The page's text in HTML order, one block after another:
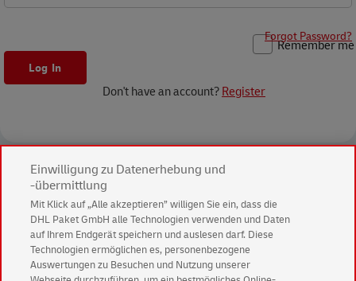
Remember me
Forgot Password?
Don't have an account?Register
Einwilligung zu Datenerhebung und
-übermittlung
Mit Klick auf „Alle akzeptieren” willigen Sie ein, dass die
DHL Paket GmbH alle Technologien verwenden und Daten
auf Ihrem Endgerät speichern und auslesen darf. Diese
Technologien ermöglichen es, personenbezogene
Auswertungen zu Besuchen und Nutzung unserer